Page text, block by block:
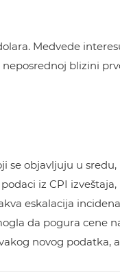
Medvede
blizini
se objavljuju u
iz CPI
eskalacija
da pogura cene
novog podatka,